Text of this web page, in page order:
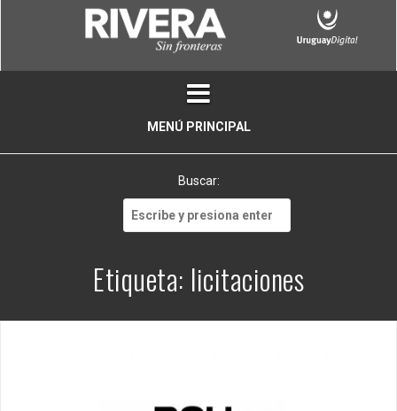
MENÚ PRINCIPAL
Buscar:
Etiqueta: licitaciones